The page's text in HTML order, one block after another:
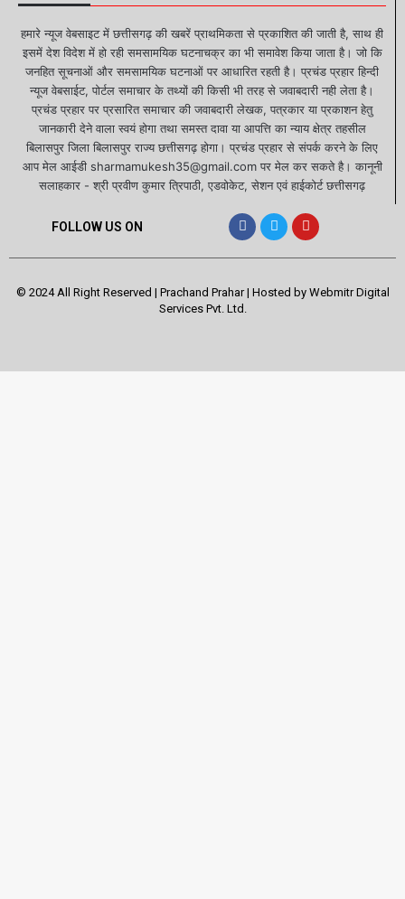
हमारे न्यूज वेबसाइट में छत्तीसगढ़ की खबरें प्राथमिकता से प्रकाशित की जाती है, साथ ही
इसमें देश विदेश में हो रही समसामयिक घटनाचक्र का भी समावेश किया जाता है। जो कि
जनहित सूचनाओं और समसामयिक घटनाओं पर आधारित रहती है। प्रचंड प्रहार हिन्दी
न्यूज वेबसाईट, पोर्टल समाचार के तथ्यों की किसी भी तरह से जवाबदारी नही लेता है।
प्रचंड प्रहार पर प्रसारित समाचार की जवाबदारी लेखक, पत्रकार या प्रकाशन हेतु
जानकारी देने वाला स्वयं होगा तथा समस्त दावा या आपत्ति का न्याय क्षेत्र तहसील
बिलासपुर जिला बिलासपुर राज्य छत्तीसगढ़ होगा। प्रचंड प्रहार से संपर्क करने के लिए
आप मेल आईडी sharmamukesh35@gmail.com पर मेल कर सकते है। कानूनी
सलाहकार - श्री प्रवीण कुमार त्रिपाठी, एडवोकेट, सेशन एवं हाईकोर्ट छत्तीसगढ़
FOLLOW US ON
© 2024 All Right Reserved | Prachand Prahar | Hosted by Webmitr Digital
Services Pvt. Ltd.